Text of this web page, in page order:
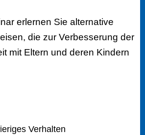
erlernen Sie alternative
die zur Verbesserung der
mit Eltern und deren Kindern
Verhalten